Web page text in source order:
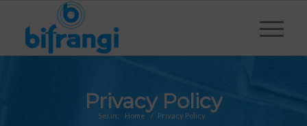
Privacy Policy
Sei in: Home / Privacy Policy